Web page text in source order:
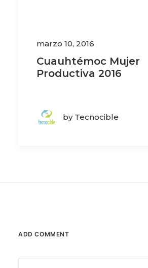
marzo 10, 2016
Cuauhtémoc Mujer
Productiva 2016
by Tecnocible
ADD COMMENT